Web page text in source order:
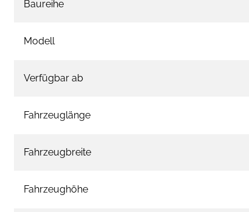
Baureihe
Modell
Verfügbar ab
Fahrzeuglänge
Fahrzeugbreite
Fahrzeughöhe